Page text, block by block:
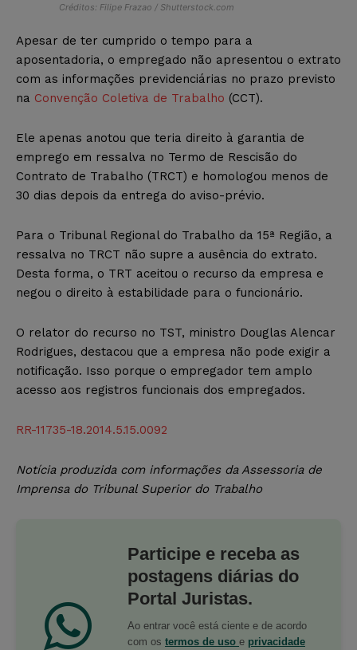
Créditos: Filipe Frazao / Shutterstock.com
Apesar de ter cumprido o tempo para a
aposentadoria, o empregado não apresentou o extrato
com as informações previdenciárias no prazo previsto
na Convenção Coletiva de Trabalho (CCT).
Ele apenas anotou que teria direito à garantia de
emprego em ressalva no Termo de Rescisão do
Contrato de Trabalho (TRCT) e homologou menos de
30 dias depois da entrega do aviso-prévio.
Para o Tribunal Regional do Trabalho da 15ª Região, a
ressalva no TRCT não supre a ausência do extrato.
Desta forma, o TRT aceitou o recurso da empresa e
negou o direito à estabilidade para o funcionário.
O relator do recurso no TST, ministro Douglas Alencar
Rodrigues, destacou que a empresa não pode exigir a
notificação. Isso porque o empregador tem amplo
acesso aos registros funcionais dos empregados.
RR-11735-18.2014.5.15.0092
Notícia produzida com informações da Assessoria de
Imprensa do Tribunal Superior do Trabalho
Participe e receba as
postagens diárias do
Portal Juristas.
Ao entrar você está ciente e de acordo
com os termos de uso e privacidade